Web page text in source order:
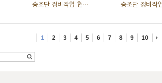
숭조단 정비작업 협… 숭조단 정비작
1 2 3 4 5 6 7 8 9 10